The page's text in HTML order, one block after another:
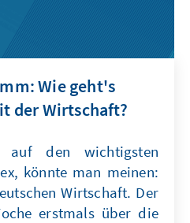
Wie geht's
der Wirtschaft?
den wichtigsten
könnte man meinen:
Wirtschaft. Der
erstmals über die